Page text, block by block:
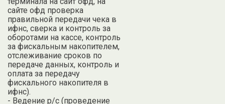
сайте офд проверка
правильной передачи чека в
ифнс, сверка и контроль за
оборотами на кассе, контроль
за фискальным накопителем,
отслеживание сроков по
передаче данных, контроль и
оплата за передачу
фискального накопителя в
ифнс).
- Ведение р/с (проведение